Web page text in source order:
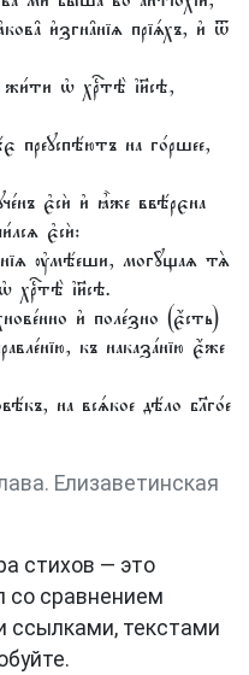
и҆згна̑нїѧ прїѧ́хъ, и҆ ѿ
ѡ҆ хрⷭ҇тѣ̀ і҆и҃сѣ,
преꙋспѣ́ютъ на го́ршее,
є҆сѝ и҆ ꙗ҆̀же ввѣ́рєна
є҆сѝ:
ᲂу҆мѣ́еши, могꙋ̑щаѧ тѧ̀
хрⷭ҇тѣ̀ і҆и҃сѣ.
и҆ поле́зно (є҆́сть)
къ наказа́нїю є҆́же
на всѧ́кое дѣ́ло бл҃го́е
Елизаветинская
стихов — это
со сравнением
ссылками, текстами